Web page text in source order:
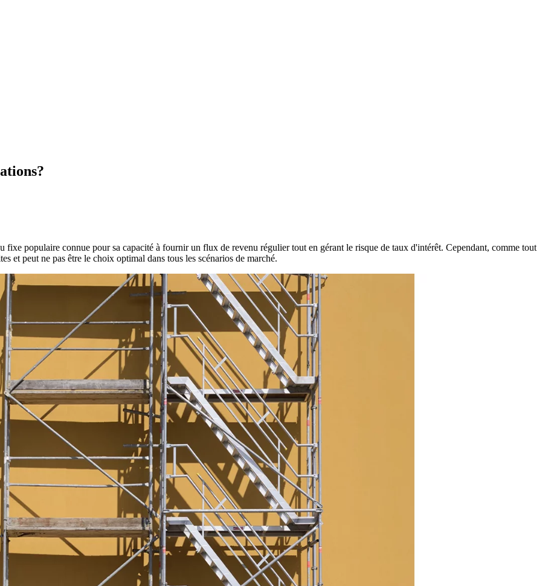
fixe populaire connue pour sa capacité à fournir un flux de revenu régulier tout en gérant le risque de taux d'intérêt. Cependant, comme tout
et peut ne pas être le choix optimal dans tous les scénarios de marché.